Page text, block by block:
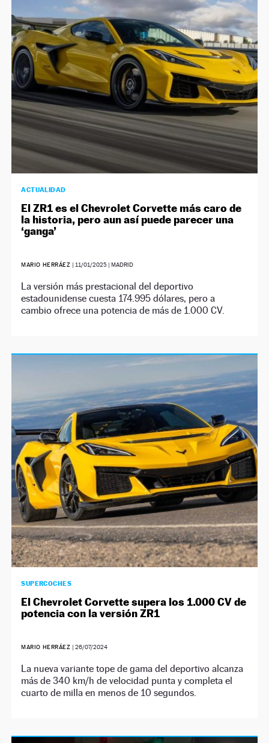
NEWSLETTER
SÍGUENOS
ACTUALIDAD
El ZR1 es el Chevrolet Corvette más caro de
la historia, pero aun así puede parecer una
‘ganga’
MARIO HERRÁEZ | 11/01/2025 | MADRID
La versión más prestacional del deportivo
estadounidense cuesta 174.995 dólares, pero a
cambio ofrece una potencia de más de 1.000 CV.
SUPERCOCHES
El Chevrolet Corvette supera los 1.000 CV de
potencia con la versión ZR1
MARIO HERRÁEZ |26/07/2024
La nueva variante tope de gama del deportivo alcanza
más de 340 km/h de velocidad punta y completa el
cuarto de milla en menos de 10 segundos.